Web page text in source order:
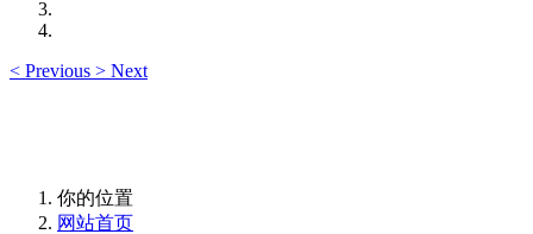
< Previous > Next
你的位置
网站首页